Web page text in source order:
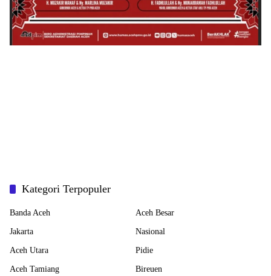
Kategori Terpopuler
Banda Aceh Aceh Besar
Jakarta Nasional
Aceh Utara Pidie
Aceh Tamiang Bireuen